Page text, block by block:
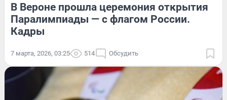
В Вероне прошла церемония открытия
Паралимпиады — с флагом России.
Кадры
7 марта, 2026, 03:25 514 Обсудить